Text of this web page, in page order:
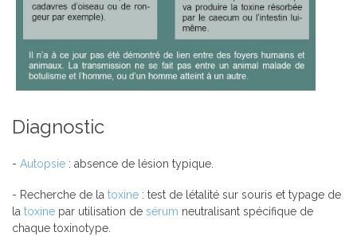
Diagnostic
- Autopsie : absence de lésion typique.
- Recherche de la toxine : test de létalité sur souris et typage de
la toxine par utilisation de sérum neutralisant spécifique de
chaque toxinotype.